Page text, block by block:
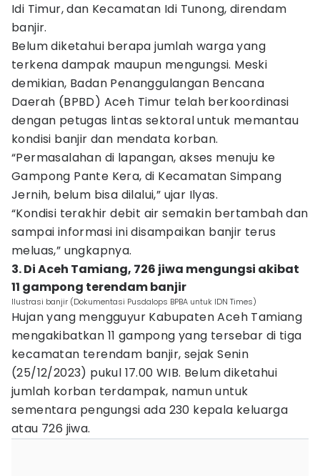
Idi Timur, dan Kecamatan Idi Tunong, direndam
banjir.
Belum diketahui berapa jumlah warga yang
terkena dampak maupun mengungsi. Meski
demikian, Badan Penanggulangan Bencana
Daerah (BPBD) Aceh Timur telah berkoordinasi
dengan petugas lintas sektoral untuk memantau
kondisi banjir dan mendata korban.
“Permasalahan di lapangan, akses menuju ke
Gampong Pante Kera, di Kecamatan Simpang
Jernih, belum bisa dilalui,” ujar Ilyas.
“Kondisi terakhir debit air semakin bertambah dan
sampai informasi ini disampaikan banjir terus
meluas,” ungkapnya.
3. Di Aceh Tamiang, 726 jiwa mengungsi akibat
11 gampong terendam banjir
Ilustrasi banjir (Dokumentasi Pusdalops BPBA untuk IDN Times)
Hujan yang mengguyur Kabupaten Aceh Tamiang
mengakibatkan 11 gampong yang tersebar di tiga
kecamatan terendam banjir, sejak Senin
(25/12/2023) pukul 17.00 WIB. Belum diketahui
jumlah korban terdampak, namun untuk
sementara pengungsi ada 230 kepala keluarga
atau 726 jiwa.